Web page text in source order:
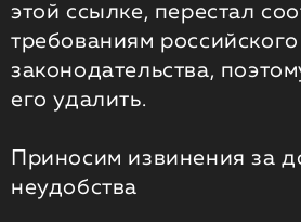
этой ссылке, перестал
требованиям российского
законодательства,
его удалить.
Приносим извинения за
неудобства